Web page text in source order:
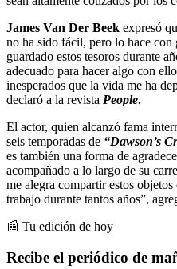
James Van Der Beek expresó
no ha sido fácil, pero lo hace con
guardado estos tesoros durante
adecuado para hacer algo con
inesperados que la vida me ha
declaró a la revista People.
El actor, quien alcanzó fama
seis temporadas de “Dawson’s
es también una forma de
acompañado a lo largo de su
me alegra compartir estos
trabajo durante tantos años”,
📰 Tu edición de hoy
Recibe el periódico de